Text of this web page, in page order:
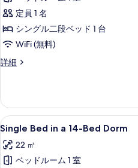
て
の
写
真
を
示
す
る
guests)
の
詳
細
10-
Bed
Ensuite
の
て
の
写
真
を
定員 1 名
シングル二段ベッド 1 台
WiFi (無料)
詳細
Single
10-
Bed
Ensuite
詳
細
Single
Bed
in
a
6
Single Bed in a 14-Bed Dorm
22 ㎡
ベッドルーム 1 室